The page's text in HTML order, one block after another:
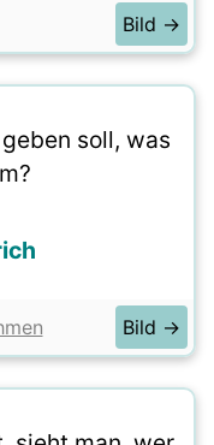
Bild →
soll, was
Bild →